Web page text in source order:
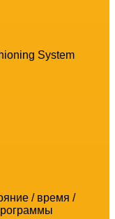
System
/ время /